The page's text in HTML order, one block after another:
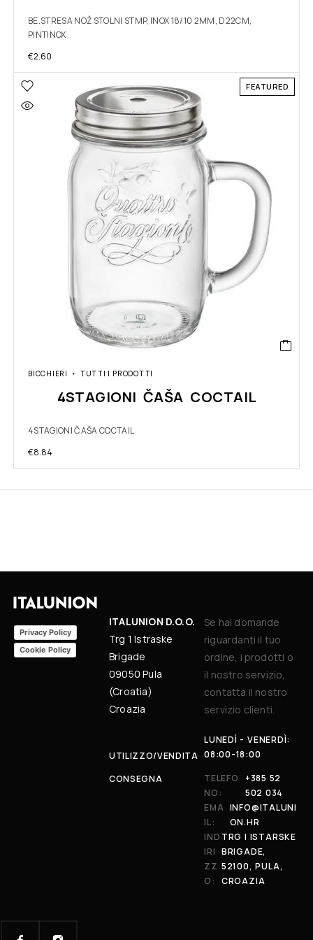
BE.STRESA NOŽ STOLNI STMP, INOX 18/10 2MM, D22CM,
PINTINOX
€2.60
FEATURED
BICCHIERI TUTTI I PRODOTTI
4STAGIONI ČAŠA COCTAIL
4STAGIONI ČAŠA COCTAIL
€8.84
Privacy Policy
Cookie Policy
ITALUNION D.O.O.
Trg 1 Istraske
Brigade
09050 Pula
(Croatia)
Croazia
UTILIZZO/VENDITA
CONSEGNA
Se hai domande
riguardanti il tuo
ordine, i prodotti o
il nostro servizio,
contatta il nostro
servizio clienti.
LUNEDÌ - VENERDÌ:
08:00-18:00
TELEFO
NO:
+385 52
502 034
EMA
IL:
INFO@ITALUNI
ON.HR
IND
IRI
ZZ
O:
TRG I ISTARSKE
BRIGADE,
52100, PULA,
CROAZIA